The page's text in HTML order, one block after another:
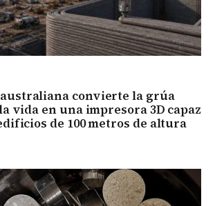
convierte la grúa
vida en una impresora 3D capaz
de 100 metros de altura